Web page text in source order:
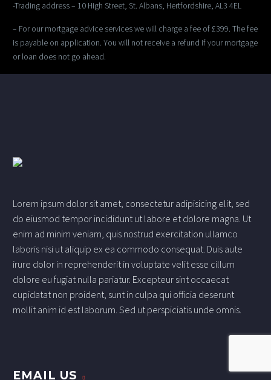
-Trading address – 10 High Street, St. Albans, Hertfordshire, AL3 4EL
– For our mortgage advice services we will charge a fee of £399. The fee
is payable on application. You will not receive a refund if your mortgage
or loan does not go ahead.
Lorem ipsum dolor sit amet, consectetur adipisicing elit, sed
do eiusmod tempor incididunt ut labore et dolore magna. Ut
enim ad minim veniam, quis nostrud exercitation ullamco
laboris nisi ut aliquip ex ea commodo consequat. Duis aute
irure dolor in reprehenderit in voluptate velit esse cillum
dolore eu fugiat nulla pariatur. Excepteur sint occaecat
cupidatat non proident, sunt in culpa qui officia deserunt
mollit anim id est laborum. Sed ut perspiciatis unde omnis.
EMAIL US